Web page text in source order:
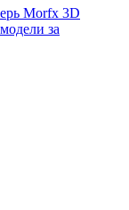
Morfx 3D
за